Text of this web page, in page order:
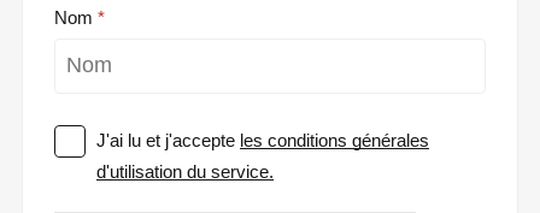
Nom
J'ai lu et j'accepte les conditions générales
d'utilisation du service.